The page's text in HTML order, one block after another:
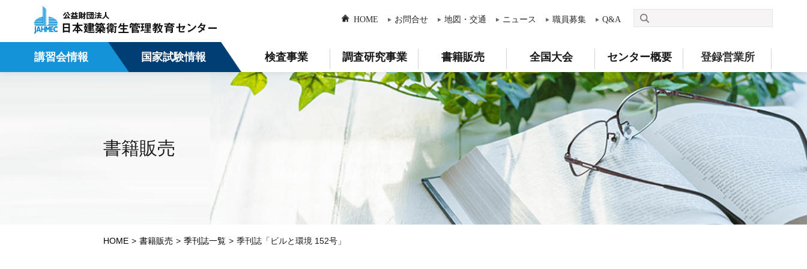
HOME お問合せ 地図・交通 ニュース 職員募集 Q&A
講習会情報 国家試験情報 検査事業 調査研究事業 書籍販売 全国大会 センター概要 登録営業所
書籍販売
HOME 書籍販売 季刊誌一覧 季刊誌「ビルと環境 152号」